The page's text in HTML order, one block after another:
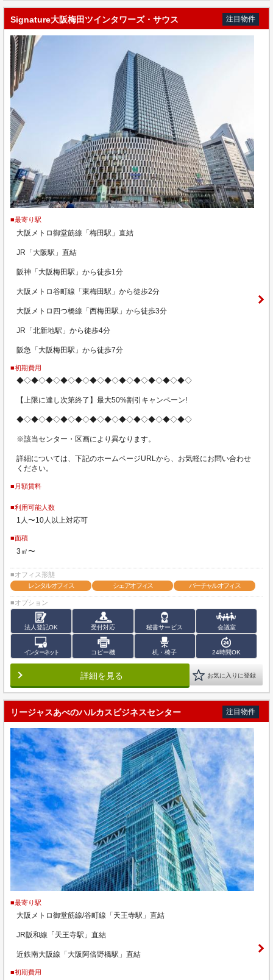
Signature大阪梅田ツインタワーズ・サウス 注目物件
■最寄り駅
大阪メトロ御堂筋線「梅田駅」直結
JR「大阪駅」直結
阪神「大阪梅田駅」から徒歩1分
大阪メトロ谷町線「東梅田駅」から徒歩2分
大阪メトロ四つ橋線「西梅田駅」から徒歩3分
JR「北新地駅」から徒歩4分
阪急「大阪梅田駅」から徒歩7分
■初期費用
◆◇◆◇◆◇◆◇◆◇◆◇◆◇◆◇◆◇◆◇◆◇◆◇
【上限に達し次第終了】最大50%割引キャンペーン!
◆◇◆◇◆◇◆◇◆◇◆◇◆◇◆◇◆◇◆◇◆◇◆◇
※該当センター・区画により異なります。
詳細については、下記のホームページURLから、お気軽にお問い合わせ
ください。
■月額賃料
■利用可能人数
1人〜10人以上対応可
■面積
3㎡〜
■オフィス形態
レンタルオフィス
シェアオフィス バーチャルオフィス
■オプション
法人登記OK 受付対応 秘書サービス 会議室
インターネット コピー機 机・椅子 24時間OK
詳細を見る お気に入りに登録
リージャスあべのハルカスビジネスセンター 注目物件
■最寄り駅
大阪メトロ御堂筋線/谷町線「天王寺駅」直結
JR阪和線「天王寺駅」直結
近鉄南大阪線「大阪阿倍野橋駅」直結
■初期費用